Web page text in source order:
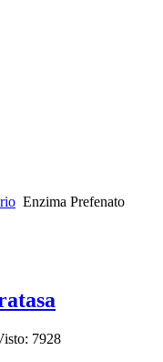
Enzima Prefenato
7928